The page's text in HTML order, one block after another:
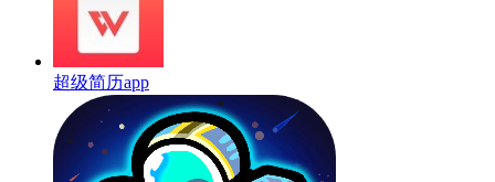
超级简历app